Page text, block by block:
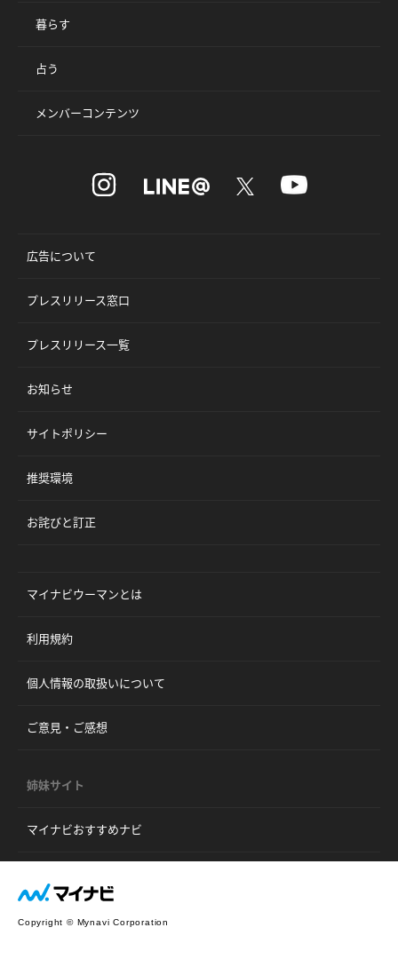
暮らす
占う
メンバーコンテンツ
広告について
プレスリリース窓口
プレスリリース一覧
お知らせ
サイトポリシー
推奨環境
お詫びと訂正
マイナビウーマンとは
利用規約
個人情報の取扱いについて
ご意見・ご感想
姉妹サイト
マイナビおすすめナビ
Copyright © Mynavi Corporation